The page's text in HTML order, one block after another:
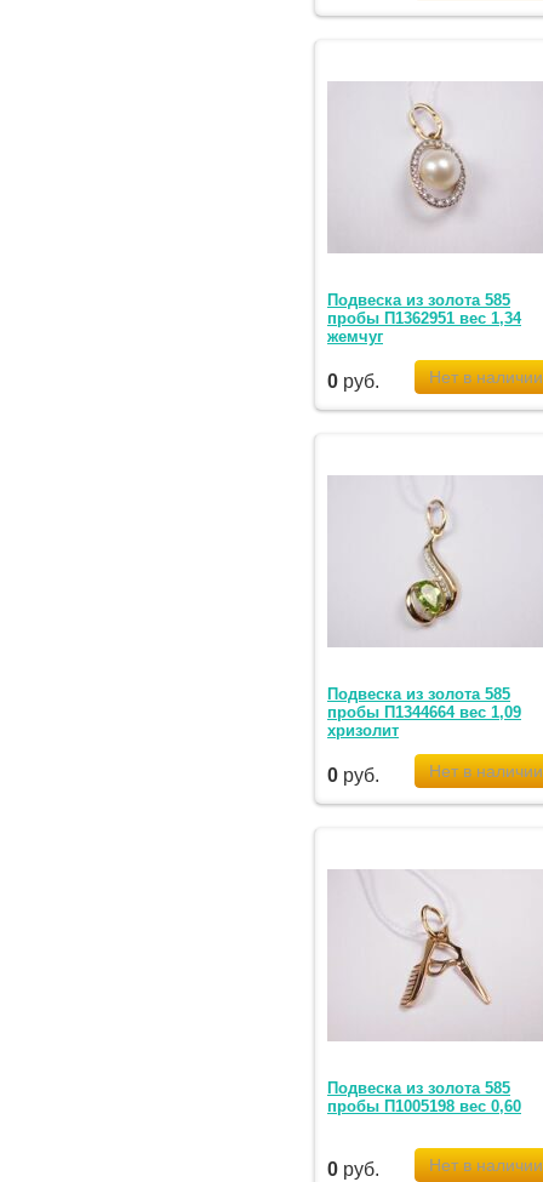
Подвеска из золота 585
пробы П1362951 вес 1,34
жемчуг
0 руб.
Подвеска из золота 585
пробы П1344664 вес 1,09
хризолит
0 руб.
Подвеска из золота 585
пробы П1005198 вес 0,60
0 руб.